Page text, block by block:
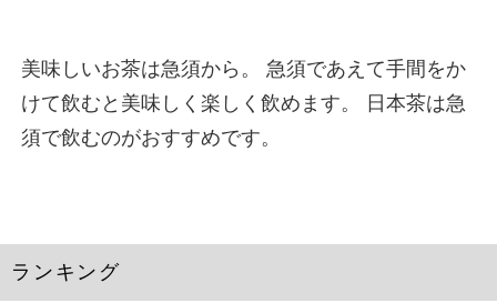
美味しいお茶は急須から。 急須であえて手間をか
けて飲むと美味しく楽しく飲めます。 日本茶は急
須で飲むのがおすすめです。
ランキング